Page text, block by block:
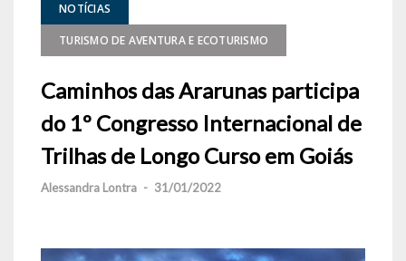
NOTÍCIAS
TURISMO DE AVENTURA E ECOTURISMO
Caminhos das Ararunas participa
do 1º Congresso Internacional de
Trilhas de Longo Curso em Goiás
Alessandra Lontra - 31/01/2022